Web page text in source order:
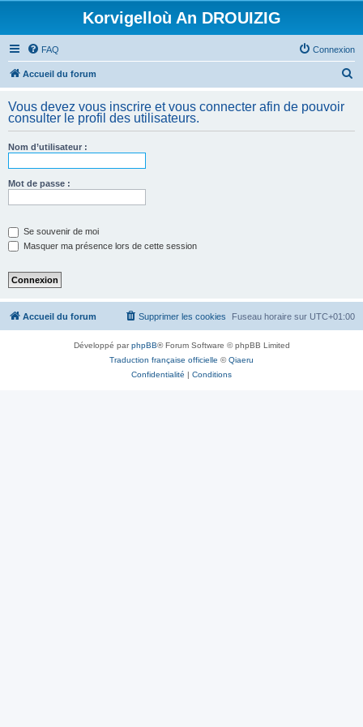
Korvigelloù An DROUIZIG
FAQ Connexion
Accueil du forum
h
Vous devez vous inscrire et vous connecter afin de pouvoir
consulter le profil des utilisateurs.
Nom d’utilisateur :
Mot de passe :
Se souvenir de moi
Masquer ma présence lors de cette session
Accueil du forum Fuseau horaire sur UTC+01:00
Supprimer les cookies
Développé parphpBB® Forum Software © phpBB Limited
Traduction française officielle ©Qiaeru
Confidentialité | Conditions